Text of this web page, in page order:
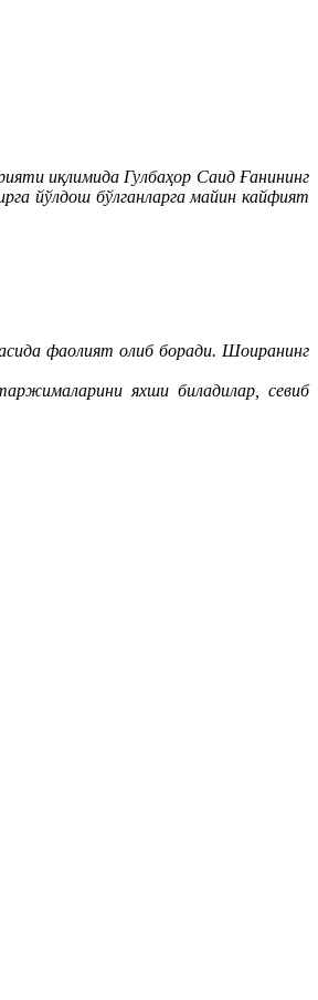
иқлимида Гулбаҳор Саид Ғанининг
йўлдош бўлганларга майин кайфият
фаолият олиб боради. Шоиранинг
яхши биладилар, севиб